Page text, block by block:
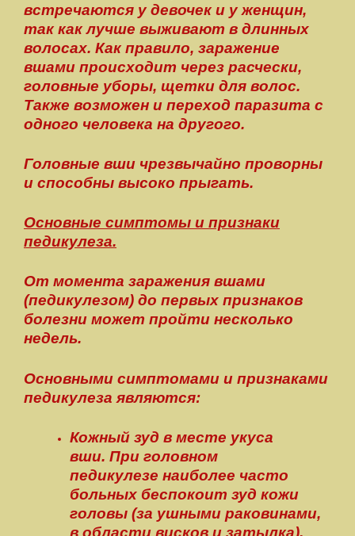
встречаются у девочек и у женщин,
так как лучше выживают в длинных
волосах. Как правило, заражение
вшами происходит через расчески,
головные уборы, щетки для волос.
Также возможен и переход паразита с
одного человека на другого.
Головные вши чрезвычайно проворны
и способны высоко прыгать.
Основные симптомы и признаки
педикулеза.
От момента заражения вшами
(педикулезом) до первых признаков
болезни может пройти несколько
недель.
Основными симптомами и признаками
педикулеза являются:
Кожный зуд в месте укуса
вши. При головном
педикулезе наиболее часто
больных беспокоит зуд кожи
головы (за ушными раковинами,
в области висков и затылка).